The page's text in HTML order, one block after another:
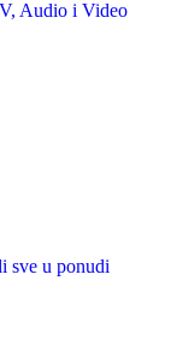
Audio i Video
sve u ponudi